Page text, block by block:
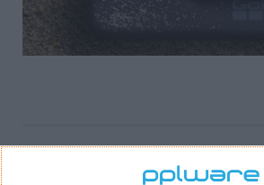
Já existe data de